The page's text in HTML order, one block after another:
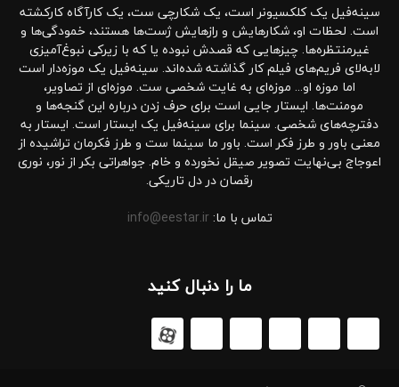
سینه‌فیل یک کلکسیونر است، یک شکارچی ست، یک کارآگاه کارکشته
است. لحظات او، شکارهایش و رازهایش ژست‌ها هستند، خمودگی‌ها و
غیرمنتظره‌ها. چیزهایی که قصدش نبوده یا که با زیرکی نبوغ‌آمیزی
لابه‌لای فریم‌های فیلم کار گذاشته شده‌اند. سینه‌فیل یک موزه‌دار است
اما موزه او... موزه‌ای به غایت شخصی ست. موزه‌ای از تصاویر،
مومنت‌ها. ایستار جایی است برای حرف زدن درباره این گنجه‌ها و
دفترچه‌های شخصی. سینما برای سینه‌فیل یک ایستار است. ایستار به
معنی باور و طرز فکر است. باور ما سینما ست و طرز فکرمان تراشیده از
اعوجاج بی‌نهایت تصویر صیقل نخورده و خام. جواهراتی بکر از نور، نوری
رقصان در دل تاریکی.
تماس با ما:info@eestar.ir
ما را دنبال کنید